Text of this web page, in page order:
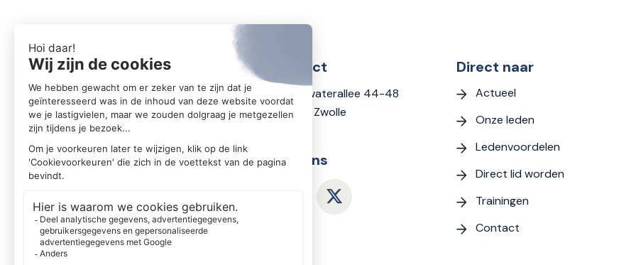
Contact
Zwartewaterallee 44-48
8031 DX Zwolle
Volg ons
Direct naar
Actueel
Onze leden
Ledenvoordelen
Direct lid worden
Trainingen
Contact